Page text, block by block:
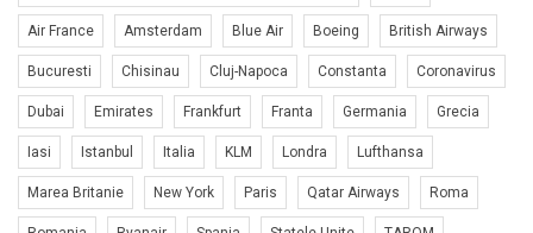
Air France Amsterdam Blue Air Boeing British Airways
Bucuresti Chisinau Cluj-Napoca Constanta Coronavirus
Dubai Emirates Frankfurt Franta Germania Grecia
Iasi Istanbul Italia KLM Londra Lufthansa
Marea Britanie New York Paris Qatar Airways Roma